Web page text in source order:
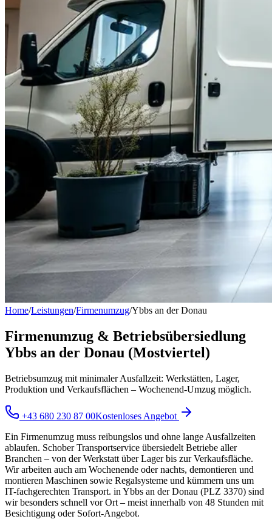
Home/Leistungen/Firmenumzug/Ybbs an der Donau
Firmenumzug & Betriebsübersiedlung
Ybbs an der Donau (Mostviertel)
Betriebsumzug mit minimaler Ausfallzeit: Werkstätten, Lager,
Produktion und Verkaufsflächen – Wochenend-Umzug möglich.
+43 680 230 87 00Kostenloses Angebot
Ein Firmenumzug muss reibungslos und ohne lange Ausfallzeiten
ablaufen. Schober Transportservice übersiedelt Betriebe aller
Branchen – von der Werkstatt über Lager bis zur Verkaufsfläche.
Wir arbeiten auch am Wochenende oder nachts, demontieren und
montieren Maschinen sowie Regalsysteme und kümmern uns um
IT-fachgerechten Transport. in Ybbs an der Donau (PLZ 3370) sind
wir besonders schnell vor Ort – meist innerhalb von 48 Stunden mit
Besichtigung oder Sofort-Angebot.